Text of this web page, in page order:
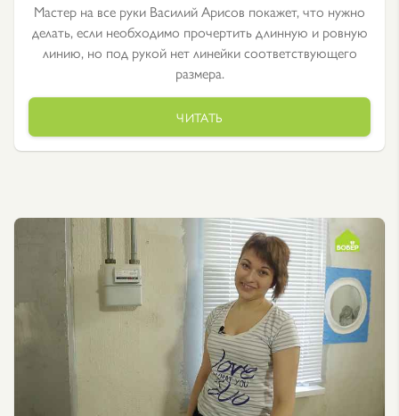
Мастер на все руки Василий Арисов покажет, что нужно
делать, если необходимо прочертить длинную и ровную
линию, но под рукой нет линейки соответствующего
размера.
ЧИТАТЬ